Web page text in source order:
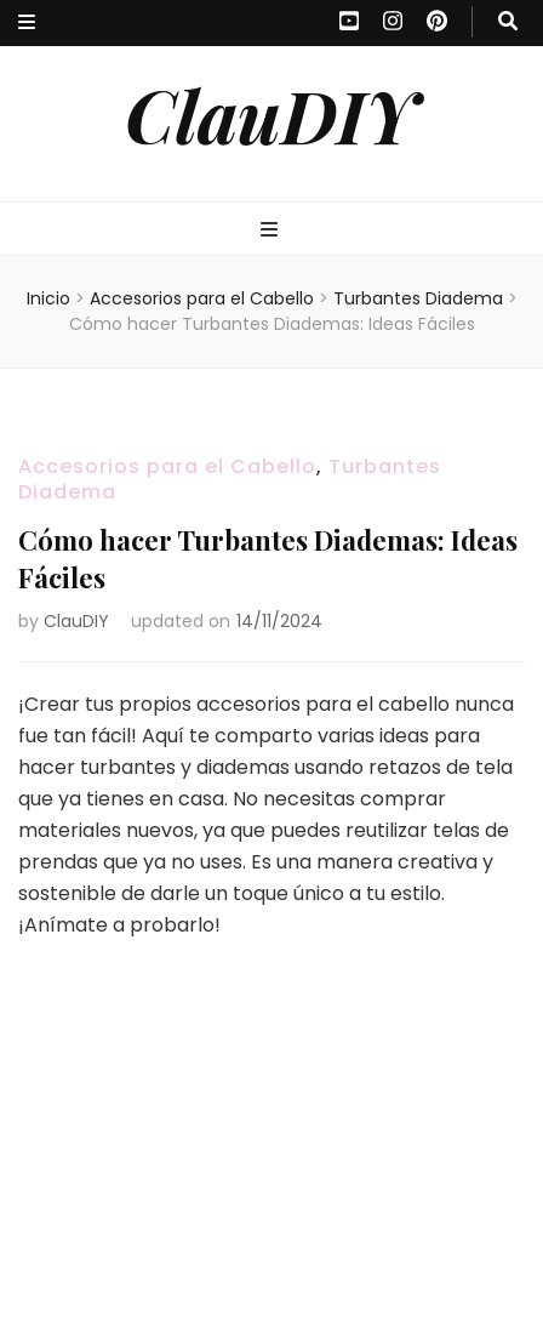
ClauDIY
Inicio > Accesorios para el Cabello > Turbantes Diadema >
Cómo hacer Turbantes Diademas: Ideas Fáciles
Accesorios para el Cabello, Turbantes
Diadema
Cómo hacer Turbantes Diademas: Ideas
Fáciles
by ClauDIY updated on 14/11/2024
¡Crear tus propios accesorios para el cabello nunca
fue tan fácil! Aquí te comparto varias ideas para
hacer turbantes y diademas usando retazos de tela
que ya tienes en casa. No necesitas comprar
materiales nuevos, ya que puedes reutilizar telas de
prendas que ya no uses. Es una manera creativa y
sostenible de darle un toque único a tu estilo.
¡Anímate a probarlo!